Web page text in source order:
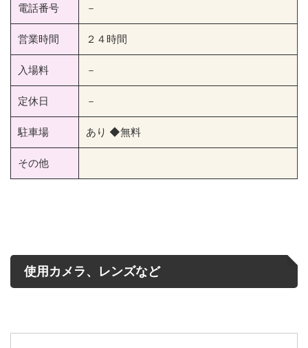
電話番号 －
営業時間 ２４時間
入場料 －
定休日 －
駐車場 あり ◆無料
その他
使用カメラ、レンズなど